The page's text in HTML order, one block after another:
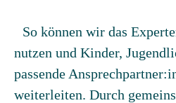
So können wir das
nutzen und Kinder,
passende
weiterleiten. Durch